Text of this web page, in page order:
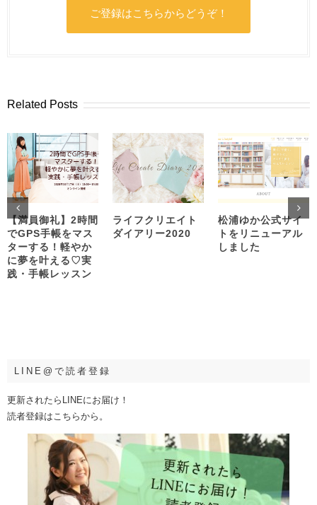
ご登録はこちらからどうぞ！
Related Posts
【満員御礼】2時間
でGPS手帳をマス
ターする！軽やか
に夢を叶える♡実
践・手帳レッスン
ライフクリエイト
ダイアリー2020
松浦ゆか公式サイ
トをリニューアル
しました
LINE@で読者登録
更新されたらLINEにお届け！
読者登録はこちらから。